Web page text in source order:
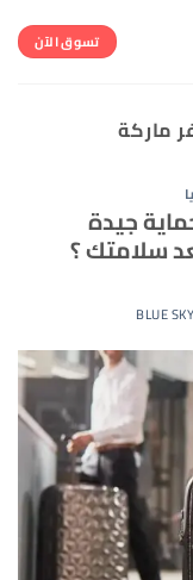
تسوق الآن
ماركة
جيدة
سلامتك ؟
BLUE SKY